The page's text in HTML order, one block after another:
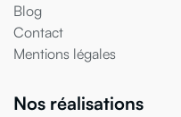
Blog
Contact
Mentions légales
Nos réalisations